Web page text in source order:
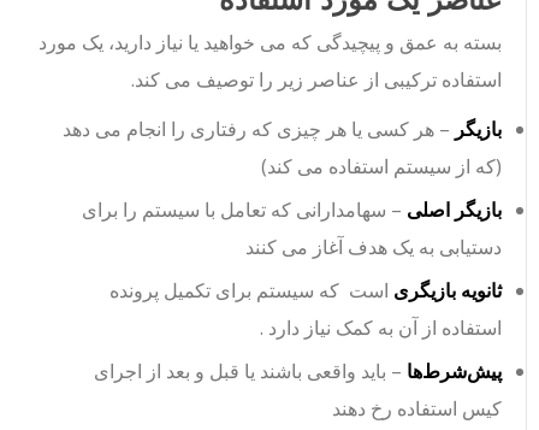
بسته به عمق و پیچیدگی که می خواهید یا نیاز دارید، یک مورد
استفاده ترکیبی از عناصر زیر را توصیف می کند.
بازیگر– هر کسی یا هر چیزی که رفتاری را انجام می دهد
(که از سیستم استفاده می کند)
بازیگر اصلی– سهامدارانی که تعامل با سیستم را برای
دستیابی به یک هدف آغاز می کنند
ثانویه بازیگریاستکه سیستم برای تکمیل پرونده
استفاده از آن به کمک نیاز دارد .
پیش‌شرط‌ها– باید واقعی باشند یا قبل و بعد از اجرای
کیس استفاده رخ دهند